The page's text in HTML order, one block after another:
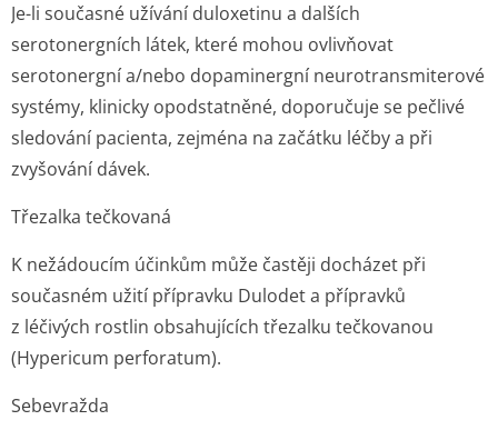
Je-li současné užívání duloxetinu a dalších
serotonergních látek, které mohou ovlivňovat
serotonergní a/nebo dopaminergní neurotransmiterové
systémy, klinicky opodstatněné, doporučuje se pečlivé
sledování pacienta, zejména na začátku léčby a při
zvyšování dávek.
Třezalka tečkovaná
K nežádoucím účinkům může častěji docházet při
současném užití přípravku Dulodet a přípravků
z léčivých rostlin obsahujících třezalku tečkovanou
(Hypericum perforatum).
Sebevražda